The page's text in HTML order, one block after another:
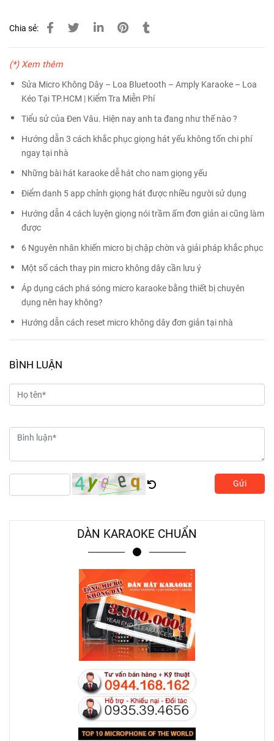
Chia sẻ:
(*) Xem thêm
Sửa Micro Không Dây – Loa Bluetooth – Amply Karaoke – Loa
Kéo Tại TP.HCM | Kiểm Tra Miễn Phí
Tiểu sử của Đen Vâu. Hiện nay anh ta đang như thế nào ?
Hướng dẫn 3 cách khắc phục giọng hát yếu không tốn chi phí
ngay tại nhà
Những bài hát karaoke dễ hát cho nam giọng yếu
Điểm danh 5 app chỉnh giọng hát được nhiều người sử dụng
Hướng dẫn 4 cách luyện giọng nói trầm ấm đơn giản ai cũng làm
được
6 Nguyên nhân khiến micro bị chập chờn và giải pháp khắc phục
Một số cách thay pin micro không dây cần lưu ý
Áp dụng cách phá sóng micro karaoke bằng thiết bị chuyên
dụng nên hay không?
Hướng dẫn cách reset micro không dây đơn giản tại nhà
BÌNH LUẬN
Gửi
DÀN KARAOKE CHUẨN